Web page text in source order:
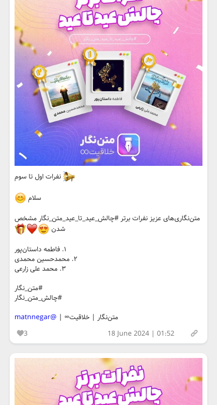
نفرات اول تا سوم
سلام
متن‌نگاری‌های عزیز نفرات برتر #چالش_عید_تا_عید_متن_نگار مشخص
شدن
۱. فاطمه داستان‌پور
۲. محمدحسین محمدی
۳. محمد علی زارعی
#متن_نگار
#چالش_متن_نگار
متن‌نگار | خلاقیت∞ | @matnnegar
3
18 June 2024 | 01:52